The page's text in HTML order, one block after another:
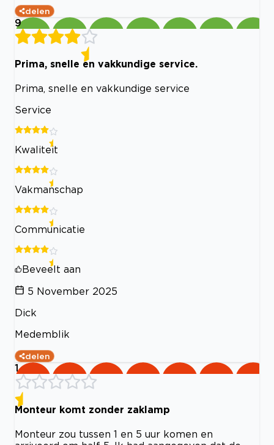
delen
9
Prima, snelle en vakkundige service.
Prima, snelle en vakkundige service
Service
Kwaliteit
Vakmanschap
Communicatie
Beveelt aan
5 November 2025
Dick
Medemblik
delen
1
Monteur komt zonder zaklamp
Monteur zou tussen 1 en 5 uur komen en